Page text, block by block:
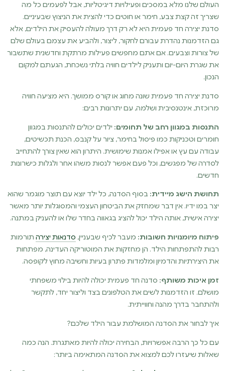
העולם שלנו מלא במסכים ופעילויות דיגיטליות, אבל לפעמים כל מה
שצריך זה קצת צבע, חימר או חוטים כדי להצית את הניצוץ שבעיניים.
סדנת יצירה חד פעמית היא לא רק דרך מעולה להעסיק את הילדים, אלא
גם הזדמנות נהדרת עבורם לחקור, ליצור, ולהביע את עצמם בעולם שלם
של צורות וצבעים. אם אתם מחפשים פעילות מרתקת וחדשנית שתשבור
את שגרת היום-יום ותעניק לילדים חוויה בלתי נשכחת, הגעתם למקום
הנכון.
סדנת יצירה חד פעמית שונה מחוג או קורס ממושך. היא מציעה חוויה
מרוכזת, אינטנסיבית ושלמה, עם יתרונות רבים:
התנסות במגוון רחב של תחומים: ילדים יכולים להתנסות במגוון
חומרים וטכניקות כמו פיסול בחימר, ציור על קנבס, הכנת תכשיטים,
עבודה עם עץ או אפילו אמנות שימושית. היתרון הוא שאין צורך להתחייב
לסדרה של מפגשים, וכל פעם אפשר לנסות משהו אחר ולגלות כישרונות
חדשים.
תחושת הישג מיידית: בסוף הסדנה, כל ילד יוצא עם תוצר מוגמר שהוא
יצר במו ידיו. אין דבר שמחזק את הביטחון העצמי והמסוגלות יותר מאשר
יצירה אישית, אותה הילד יכול להציג בגאווה בחדר שלו או להעניק במתנה.
פיתוח מיומנויות חשובות: מעבר לכיף שבעניין, סדנאות יצירה תורמות
רבות להתפתחות הילד. הן מחזקות את המוטוריקה העדינה, מפתחות
את היצירתיות והדמיון ומלמדות פתרון בעיות וחשיבה מחוץ לקופסה.
זמן איכות משותף: סדנה חד פעמית יכולה להיות בילוי משפחתי
מושלם. זו הזדמנות לשים את הטלפונים בצד וליצור יחד, לתקשר
ולהתחבר בדרך מהנה וחווייתית.
איך לבחור את הסדנה המושלמת עבור הילד שלכם?
עם כל כך הרבה אפשרויות, הבחירה יכולה להיות מאתגרת. הנה כמה
שאלות שיעזרו לכם למצוא את הסדנה המתאימה ביותר: